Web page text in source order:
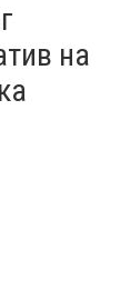
на